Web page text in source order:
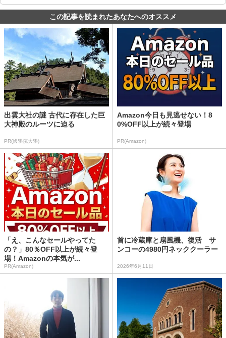
この記事を読まれたあなたへのオススメ
出雲大社の謎 古代に存在した巨
大神殿のルーツに迫る
PR(國學院大學)
Amazon今日も見逃せない！8
0%OFF以上が続々登場
PR(Amazon)
「え、こんなセールやってた
の？」80％OFF以上が続々登
場！Amazonの本気が...
PR(Amazon)
首に冷蔵庫と扇風機、復活 サ
ンコーの4980円ネッククーラー
2026年6月11日